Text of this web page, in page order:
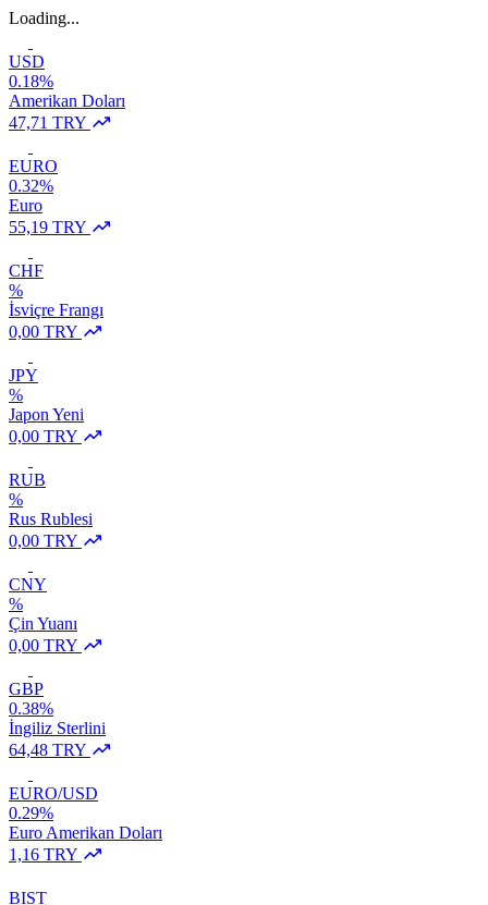
Loading...
USD
0.18%
Amerikan Doları
47,71 TRY
EURO
0.32%
Euro
55,19 TRY
CHF
%
İsviçre Frangı
0,00 TRY
JPY
%
Japon Yeni
0,00 TRY
RUB
%
Rus Rublesi
0,00 TRY
CNY
%
Çin Yuanı
0,00 TRY
GBP
0.38%
İngiliz Sterlini
64,48 TRY
EURO/USD
0.29%
Euro Amerikan Doları
1,16 TRY
BIST